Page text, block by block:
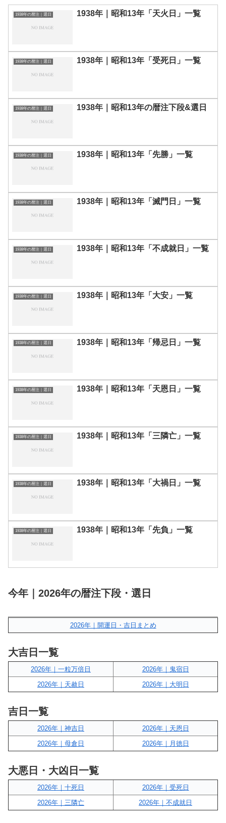
1938年の暦注｜選日 1938年｜昭和13年「天火日」一覧
1938年の暦注｜選日 1938年｜昭和13年「受死日」一覧
1938年の暦注｜選日 1938年｜昭和13年の暦注下段&選日
1938年の暦注｜選日 1938年｜昭和13年「先勝」一覧
1938年の暦注｜選日 1938年｜昭和13年「滅門日」一覧
1938年の暦注｜選日 1938年｜昭和13年「不成就日」一覧
1938年の暦注｜選日 1938年｜昭和13年「大安」一覧
1938年の暦注｜選日 1938年｜昭和13年「帰忌日」一覧
1938年の暦注｜選日 1938年｜昭和13年「天恩日」一覧
1938年の暦注｜選日 1938年｜昭和13年「三隣亡」一覧
1938年の暦注｜選日 1938年｜昭和13年「大禍日」一覧
1938年の暦注｜選日 1938年｜昭和13年「先負」一覧
今年｜2026年の暦注下段・選日
2026年｜開運日・吉日まとめ
大吉日一覧
2026年｜一粒万倍日
2026年｜鬼宿日
2026年｜天赦日
2026年｜大明日
吉日一覧
2026年｜神吉日
2026年｜天恩日
2026年｜母倉日
2026年｜月徳日
大悪日・大凶日一覧
2026年｜十死日
2026年｜受死日
2026年｜三隣亡
2026年｜不成就日